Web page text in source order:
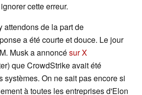
cette erreur.
attendons de la part de
a été courte et douce. Le jour
Musk a annoncésur X
que CrowdStrike avait été
systèmes. On ne sait pas encore si
à toutes les entreprises d'Elon